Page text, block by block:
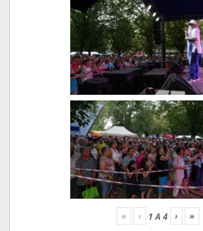
« ‹ 1A 4 › »